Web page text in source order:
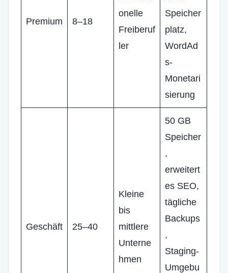
Premium 8–18
onelle
Freiberuf
ler
Speicher
platz,
WordAd
s-
Monetari
sierung
Geschäft 25–40
Kleine
bis
mittlere
Unterne
hmen
50 GB
Speicher
,
erweitert
es SEO,
tägliche
Backups
,
Staging-
Umgebu